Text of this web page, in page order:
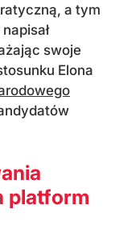
a tym
swoje
Elona
platform